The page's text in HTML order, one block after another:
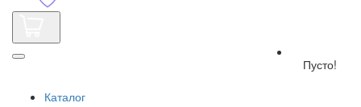
Пусто!
Каталог